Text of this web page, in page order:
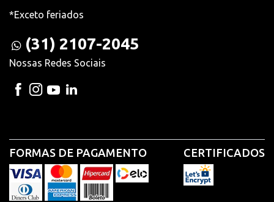
*Exceto feriados
(31) 2107-2045
Nossas Redes Sociais
FORMAS DE PAGAMENTO CERTIFICADOS